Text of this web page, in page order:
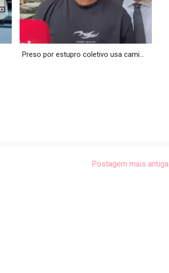
Preso por estupro coletivo usa cami...
Postagem mais antiga